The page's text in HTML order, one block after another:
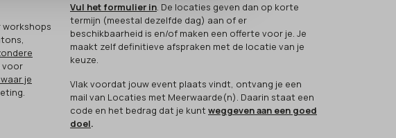
voor
je
Vul het formulier in. De locaties geven dan op korte
termijn (meestal dezelfde dag) aan of er
beschikbaarheid is en/of maken een offerte voor je. Je
maakt zelf definitieve afspraken met de locatie van je
keuze.
Vlak voordat jouw event plaats vindt, ontvang je een
mail van Locaties met Meerwaarde(n). Daarin staat een
code en het bedrag dat je kunt weggeven aan een goed
doel.